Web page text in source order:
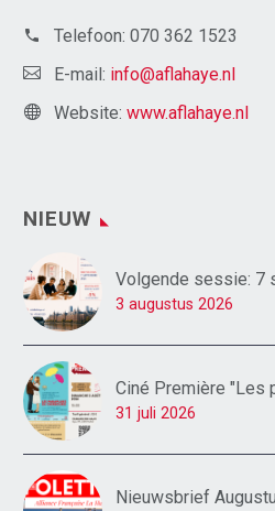
Telefoon: 070 362 1523
E-mail: info@aflahaye.nl
Website: www.aflahaye.nl
NIEUW
Volgende sessie: 7
3 augustus 2026
Ciné Première "Les
31 juli 2026
Nieuwsbrief